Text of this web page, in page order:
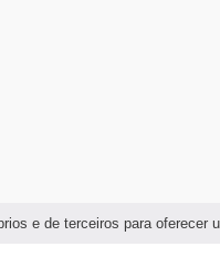
e de terceiros para